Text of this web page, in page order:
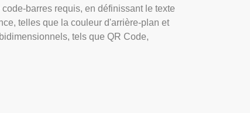
barres requis, en définissant le texte
telles que la couleur d'arrière-plan et
tels que QR Code,